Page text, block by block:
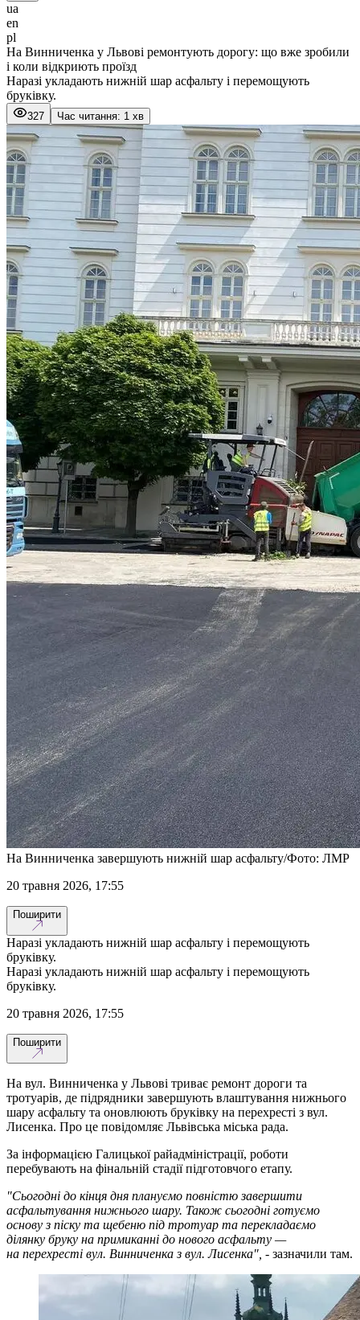
ua
en
pl
На Винниченка у Львові ремонтують дорогу: що вже зробили
і коли відкриють проїзд
Наразі укладають нижній шар асфальту і перемощують
бруківку.
327 Час читання: 1 хв
На Винниченка завершують нижній шар асфальту/Фото: ЛМР
20 травня 2026, 17:55
Поширити
Наразі укладають нижній шар асфальту і перемощують
бруківку.
Наразі укладають нижній шар асфальту і перемощують
бруківку.
20 травня 2026, 17:55
Поширити
На вул. Винниченка у Львові триває ремонт дороги та
тротуарів, де підрядники завершують влаштування нижнього
шару асфальту та оновлюють бруківку на перехресті з вул.
Лисенка. Про це повідомляє Львівська міська рада.
За інформацією Галицької райадміністрації, роботи
перебувають на фінальній стадії підготовчого етапу.
"Сьогодні до кінця дня плануємо повністю завершити
асфальтування нижнього шару. Також сьогодні готуємо
основу з піску та щебеню під тротуар та перекладаємо
ділянку бруку на примиканні до нового асфальту —
на перехресті вул. Винниченка з вул. Лисенка", - зазначили там.